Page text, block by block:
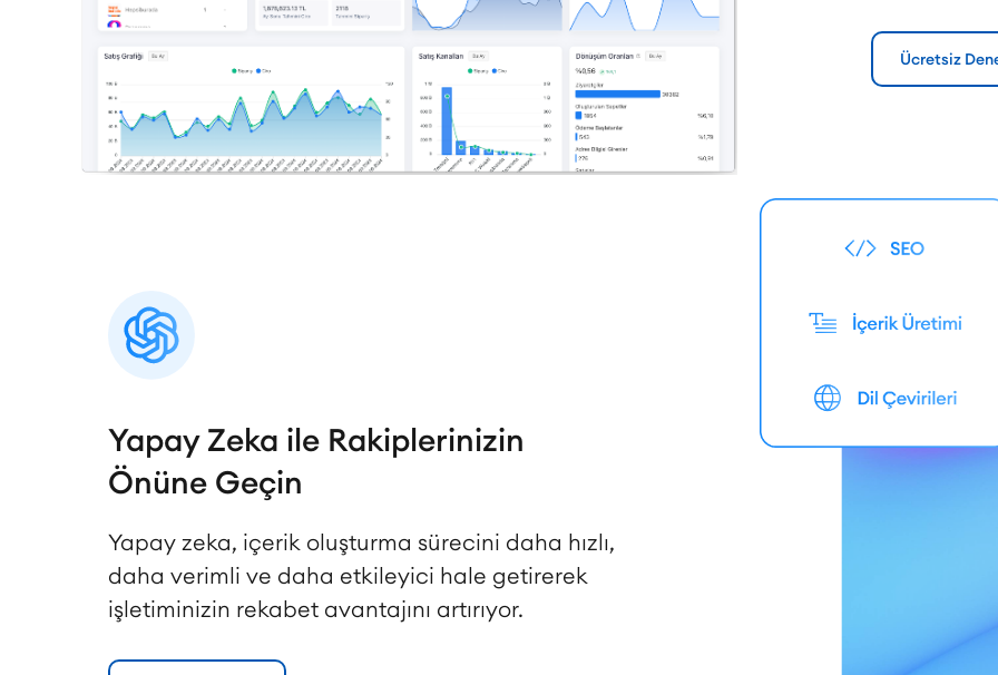
Ücretsiz
Yapay Zeka ile Rakiplerinizin
Önüne Geçin
Yapay zeka, içerik oluşturma sürecini daha hızlı,
daha verimli ve daha etkileyici hale getirerek
işletiminizin rekabet avantajını artırıyor.